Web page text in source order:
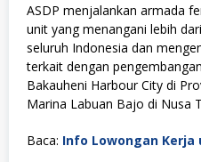
ASDP menjalankan armada
unit yang menangani lebih
seluruh Indonesia dan
terkait dengan
Bakauheni Harbour City di
Marina Labuan Bajo di Nusa
Baca: Info Lowongan Kerja